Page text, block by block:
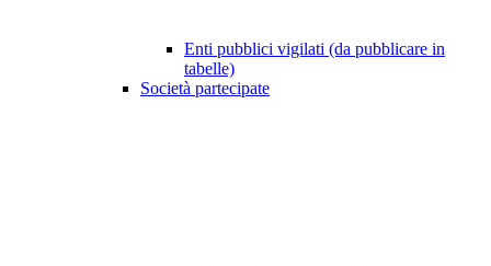
Enti pubblici vigilati (da pubblicare in
tabelle)
Società partecipate